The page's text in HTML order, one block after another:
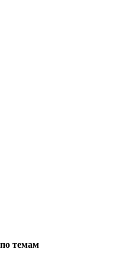
по темам